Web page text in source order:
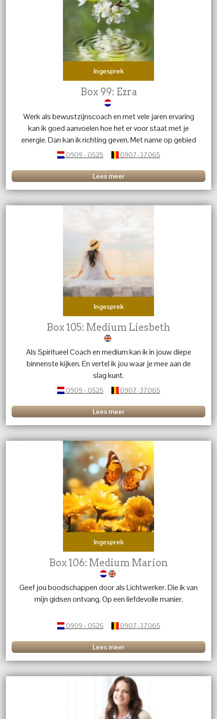
Ingesprek
Box 99: Ezra
Werk als bewustzijnscoach en met vele jaren ervaring
kan ik goed aanvoelen hoe het er voor staat met je
energie. Dan kan ik richting geven. Met name op gebied
van liefdesrelaties.
0909 - 0525 0907-37065
Lees meer
Ingesprek
Box 105: Medium Liesbeth
Als Spiritueel Coach en medium kan ik in jouw diepe
binnenste kijken. En vertel ik jou waar je mee aan de
slag kunt.
0909 - 0525 0907-37065
Lees meer
Ingesprek
Box 106: Medium Marion
Geef jou boodschappen door als Lichtwerker. Die ik van
mijn gidsen ontvang. Op een liefdevolle manier.
0909 - 0525 0907-37065
Lees meer